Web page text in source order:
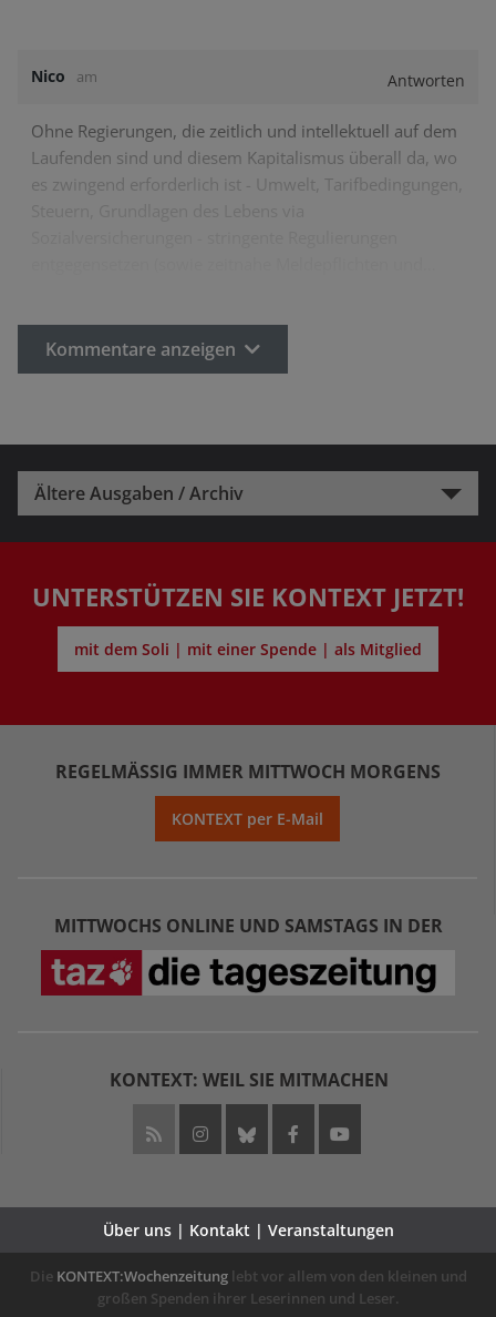
Nico am Antworten
Ohne Regierungen, die zeitlich und intellektuell auf dem
Laufenden sind und diesem Kapitalismus überall da, wo
es zwingend erforderlich ist - Umwelt, Tarifbedingungen,
Kommentare anzeigen
Ältere Ausgaben / Archiv
UNTERSTÜTZEN SIE KONTEXT JETZT!
mit dem Soli | mit einer Spende | als Mitglied
REGELMÄSSIG IMMER MITTWOCH MORGENS
KONTEXT per E-Mail
MITTWOCHS ONLINE UND SAMSTAGS IN DER
KONTEXT: WEIL SIE MITMACHEN
Über uns | Kontakt | Veranstaltungen
Die KONTEXT:Wochenzeitunglebt vor allem von den kleinen und
großen Spenden ihrer Leserinnen und Leser.